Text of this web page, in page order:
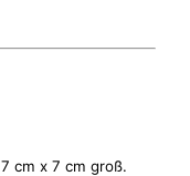
cm x 7 cm groß.